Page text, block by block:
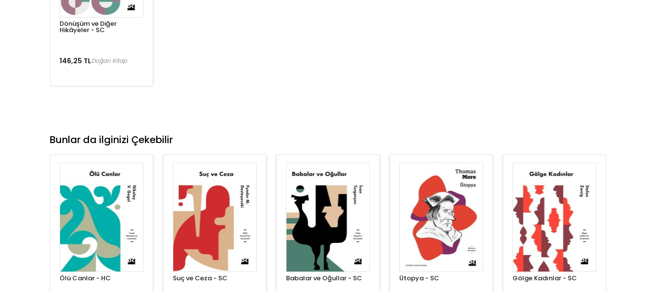
Dönüşüm ve Diğer
Hikâyeler - SC
146,25 TLDoğan Kitap
Bunlar da ilginizi Çekebilir
Ölü Canlar - HC Suç ve Ceza - SC Babalar ve Oğullar - SC Ütopya - SC Gölge Kadınlar - SC